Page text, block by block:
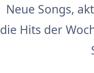
Neue Songs,
die Hits der